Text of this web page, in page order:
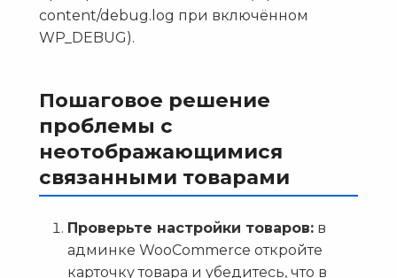
content/debug.log при включённом
WP_DEBUG).
Пошаговое решение
проблемы с
неотображающимися
связанными товарами
Проверьте настройки товаров: в
админке WooCommerce откройте
карточку товара и убедитесь, что в